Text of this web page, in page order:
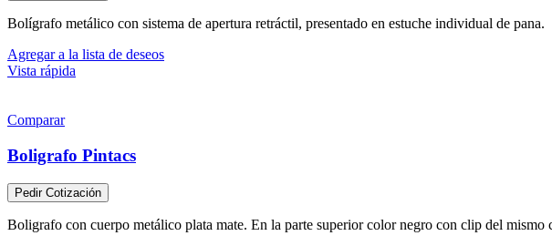
Bolígrafo metálico con sistema de apertura retráctil, presentado en estuche individual de pana.
Agregar a la lista de deseos
Vista rápida
Comparar
Boligrafo Pintacs
Pedir Cotización
Boligrafo con cuerpo metálico plata mate. En la parte superior color negro con clip del mismo